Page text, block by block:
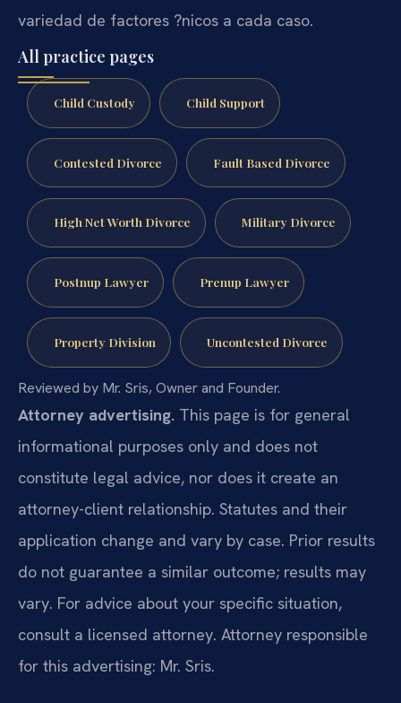
variedad de factores ?nicos a cada caso.
All practice pages
Child Custody Child Support
Contested Divorce Fault Based Divorce
High Net Worth Divorce Military Divorce
Postnup Lawyer Prenup Lawyer
Property Division Uncontested Divorce
Reviewed by Mr. Sris, Owner and Founder.
Attorney advertising. This page is for general
informational purposes only and does not
constitute legal advice, nor does it create an
attorney-client relationship. Statutes and their
application change and vary by case. Prior results
do not guarantee a similar outcome; results may
vary. For advice about your specific situation,
consult a licensed attorney. Attorney responsible
for this advertising: Mr. Sris.